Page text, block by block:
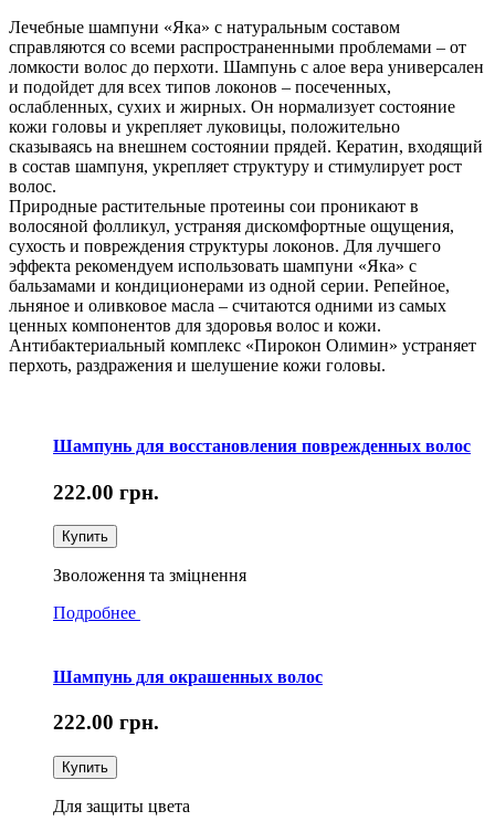
Лечебные шампуни «Яка» с натуральным составом
справляются со всеми распространенными проблемами – от
ломкости волос до перхоти. Шампунь с алое вера универсален
и подойдет для всех типов локонов – посеченных,
ослабленных, сухих и жирных. Он нормализует состояние
кожи головы и укрепляет луковицы, положительно
сказываясь на внешнем состоянии прядей. Кератин, входящий
в состав шампуня, укрепляет структуру и стимулирует рост
волос.
Природные растительные протеины сои проникают в
волосяной фолликул, устраняя дискомфортные ощущения,
сухость и повреждения структуры локонов. Для лучшего
эффекта рекомендуем использовать шампуни «Яка» с
бальзамами и кондиционерами из одной серии. Репейное,
льняное и оливковое масла – считаются одними из самых
ценных компонентов для здоровья волос и кожи.
Антибактериальный комплекс «Пирокон Олимин» устраняет
перхоть, раздражения и шелушение кожи головы.
Шампунь для восстановления поврежденных волос
222.00 грн.
Купить
Зволоження та зміцнення
Подробнее
Шампунь для окрашенных волос
222.00 грн.
Купить
Для защиты цвета